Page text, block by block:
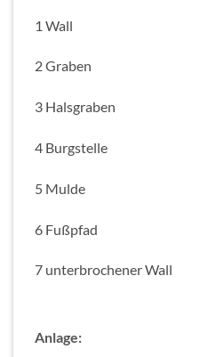
1 Wall
2 Graben
3 Halsgraben
4 Burgstelle
5 Mulde
6 Fußpfad
7 unterbrochener Wall
Anlage: